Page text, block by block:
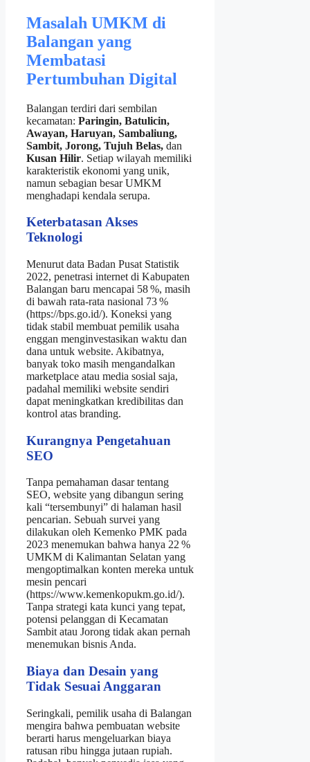
Masalah UMKM di
Balangan yang
Membatasi
Pertumbuhan Digital
Balangan terdiri dari sembilan
kecamatan: Paringin, Batulicin,
Awayan, Haruyan, Sambaliung,
Sambit, Jorong, Tujuh Belas, dan
Kusan Hilir. Setiap wilayah memiliki
karakteristik ekonomi yang unik,
namun sebagian besar UMKM
menghadapi kendala serupa.
Keterbatasan Akses
Teknologi
Menurut data Badan Pusat Statistik
2022, penetrasi internet di Kabupaten
Balangan baru mencapai 58 %, masih
di bawah rata‑rata nasional 73 %
(https://bps.go.id/). Koneksi yang
tidak stabil membuat pemilik usaha
enggan menginvestasikan waktu dan
dana untuk website. Akibatnya,
banyak toko masih mengandalkan
marketplace atau media sosial saja,
padahal memiliki website sendiri
dapat meningkatkan kredibilitas dan
kontrol atas branding.
Kurangnya Pengetahuan
SEO
Tanpa pemahaman dasar tentang
SEO, website yang dibangun sering
kali “tersembunyi” di halaman hasil
pencarian. Sebuah survei yang
dilakukan oleh Kemenko PMK pada
2023 menemukan bahwa hanya 22 %
UMKM di Kalimantan Selatan yang
mengoptimalkan konten mereka untuk
mesin pencari
(https://www.kemenkopukm.go.id/).
Tanpa strategi kata kunci yang tepat,
potensi pelanggan di Kecamatan
Sambit atau Jorong tidak akan pernah
menemukan bisnis Anda.
Biaya dan Desain yang
Tidak Sesuai Anggaran
Seringkali, pemilik usaha di Balangan
mengira bahwa pembuatan website
berarti harus mengeluarkan biaya
ratusan ribu hingga jutaan rupiah.